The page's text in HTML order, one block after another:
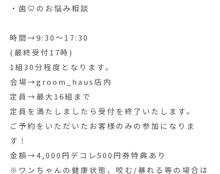
・歯🦷のお悩み相談
時間→9:30～17:30
(最終受付17時)
1組30分程度となります。
会場→groom_haus店内
定員→最大16組まで
定員を満たしましたら受付を終了いたします。
ご予約をいただいたお客様のみの参加になりま
す！
金額→4,000円デコレ500円券特典あり
※ワンちゃんの健康状態、咬む/暴れる等の場合は